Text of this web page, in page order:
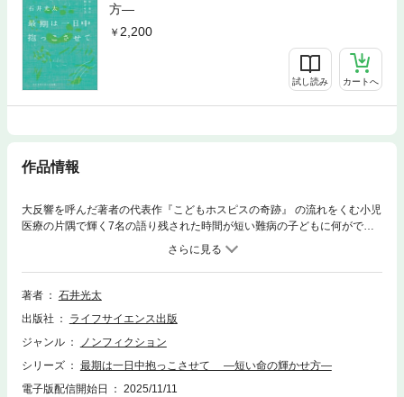
方―
2,200
試し読み カートへ
作品情報
大反響を呼んだ著者の代表作『こどもホスピスの奇跡』 の流れをくむ小児
医療の片隅で輝く7名の語り残された時間が短い難病の子どもに何ができ
るのかノンフィクションの名手が迫る子どもの最期の願いを叶える方法難
病になった子どもたちは、ある日突然、コミュニティから切り離され、病
院のカーテンに仕切られたベッドで何ヵ月、時には何年も過ごさなければ
ならない。その間に行われるのは、耐えがたい苦痛を伴う治療ばかりであ
けでなく闘病後も後遺症や学歴面でのハンディなどに苦しむ。難病の子ど
もたちが抱える困難は、多重的な問題を孕んでいる。本書はノンフィクシ
のQOL向上や願いをかなえるために奔走する7名を取材し、医療や社会の
あるべき姿を問う。著者の代表作『こどもホスピスの奇跡』で取材したTS
著者
石井光太
出版社
ライフサイエンス出版
ジャンル
ノンフィクション
シリーズ
最期は一日中抱っこさせて ―短い命の輝かせ方―
電子版配信開始日
2025/11/11